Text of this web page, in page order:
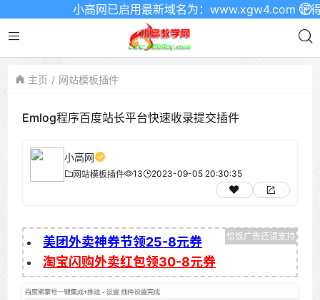
小高网已启用最新域名为：www.xgw4.com 记得
主页 网站模板插件
Emlog程序百度站长平台快速收录提交插件
小高网
网站模板插件 13 2023-09-05 20:30:35
美团外卖神券节领25-8元券
淘宝闪购外卖红包领30-8元券